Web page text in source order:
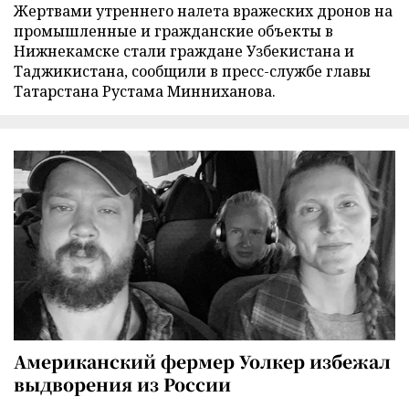
Жертвами утреннего налета вражеских дронов на
промышленные и гражданские объекты в
Нижнекамске стали граждане Узбекистана и
Таджикистана, сообщили в пресс-службе главы
Татарстана Рустама Минниханова.
Американский фермер Уолкер избежал
выдворения из России